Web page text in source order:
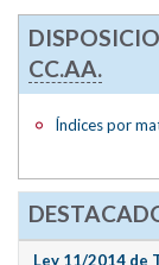
CC.AA.
Índices por
Ley 11/2014 de